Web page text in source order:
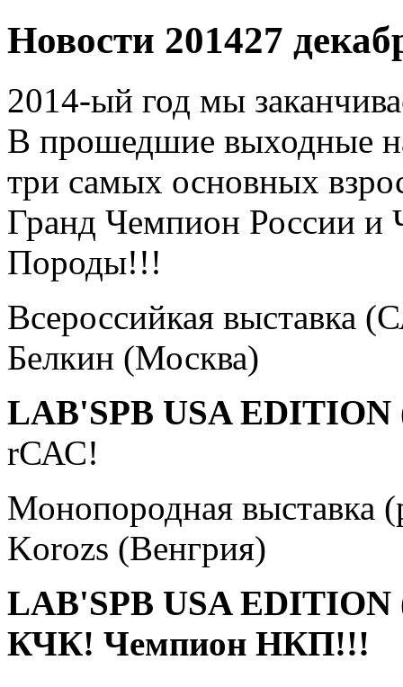
Новости 201427
2014-ый год мы
В прошедшие выходные
три самых основных
Гранд Чемпион России и
Породы!!!
Всероссийкая выставка
Белкин (Москва)
LAB'SPB USA EDITION
rСАС!
Монопородная выставка
Korozs (Венгрия)
LAB'SPB USA EDITION
КЧК! Чемпион НКП!!!